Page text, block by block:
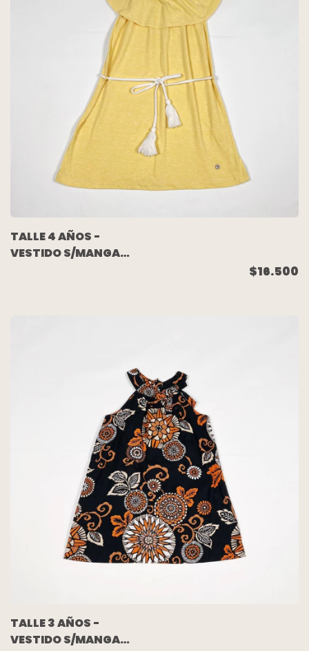
TALLE 4 AÑOS -
VESTIDO S/MANGA
$16.500
TALLE 3 AÑOS -
VESTIDO S/MANGA